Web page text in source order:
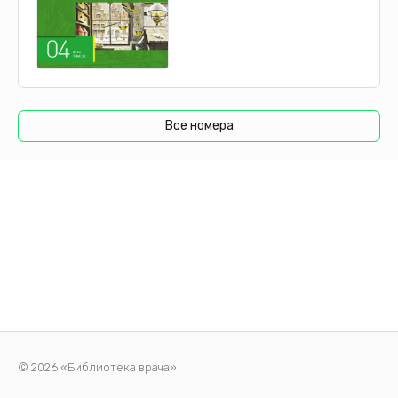
установка трансъюгулярных внутрипеченочных
портосистемных шунтов (TIPS), а также применение
эмболизации артериовенозных шунтов, не
исследованы достаточным образом, в связи с чем не
удовлетворяют требованиям доказательной медицины
и не могут быть рекомендованы для эффективного
лечения этого синдрома [11–13]. Таким образом,
Все номера
© 2026 «Библиотека врача»